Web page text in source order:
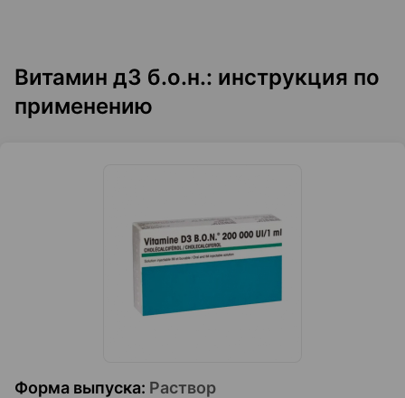
Витамин д3 б.о.н.: инструкция по
применению
Форма выпуска: Раствор